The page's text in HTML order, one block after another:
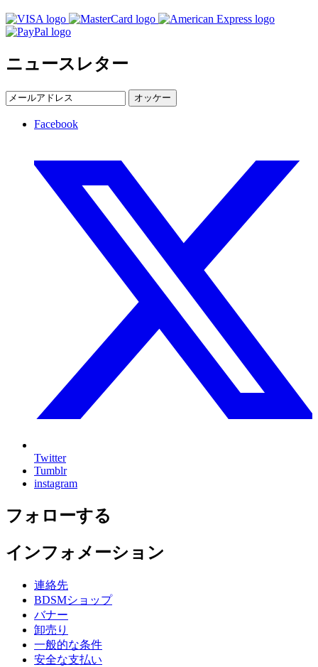
ニュースレター
オッケー
Facebook
Twitter
Tumblr
instagram
フォローする
インフォメーション
連絡先
BDSMショップ
バナー
卸売り
一般的な条件
安全な支払い